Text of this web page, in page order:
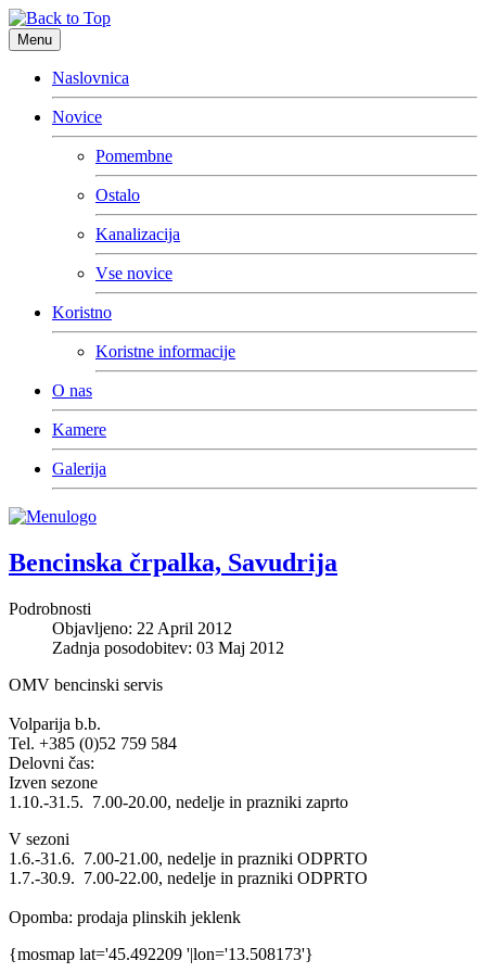
Menu
Naslovnica
Novice
Pomembne
Ostalo
Kanalizacija
Vse novice
Koristno
Koristne informacije
O nas
Kamere
Galerija
Bencinska črpalka, Savudrija
Podrobnosti
Objavljeno: 22 April 2012
Zadnja posodobitev: 03 Maj 2012
OMV bencinski servis
Volparija b.b.
Tel. +385 (0)52 759 584
Delovni čas:
Izven sezone
1.10.-31.5. 7.00-20.00, nedelje in prazniki zaprto
V sezoni
1.6.-31.6. 7.00-21.00, nedelje in prazniki ODPRTO
1.7.-30.9. 7.00-22.00, nedelje in prazniki ODPRTO
Opomba: prodaja plinskih jeklenk
{mosmap lat='45.492209 '|lon='13.508173'}